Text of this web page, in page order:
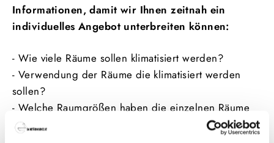
Informationen, damit wir Ihnen zeitnah ein
individuelles Angebot unterbreiten können:
- Wie viele Räume sollen klimatisiert werden?
- Verwendung der Räume die klimatisiert werden
sollen?
- Welche Raumgrößen haben die einzelnen Räume
(in m²)?